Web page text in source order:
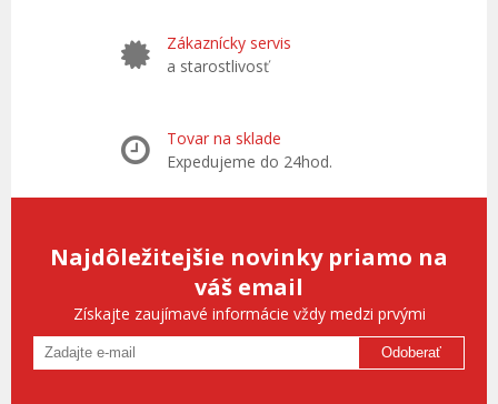
Zákaznícky servis
a starostlivosť
Tovar na sklade
Expedujeme do 24hod.
Najdôležitejšie novinky priamo na
váš email
Získajte zaujímavé informácie vždy medzi prvými
Odoberať